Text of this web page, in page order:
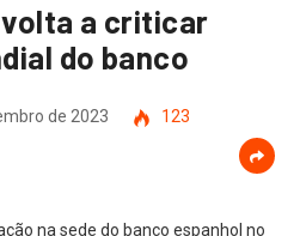
volta a criticar
do banco
de 2023
123
na sede do banco espanhol no